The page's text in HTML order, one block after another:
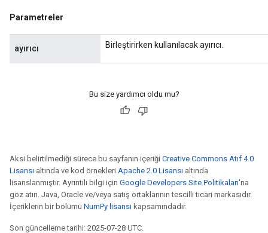
Parametreler
ayırıcı Birleştirirken kullanılacak ayırıcı.
Bu size yardımcı oldu mu?
Aksi belirtilmediği sürece bu sayfanın içeriği Creative Commons Atıf 4.0
Lisansı altında ve kod örnekleri Apache 2.0 Lisansı altında
lisanslanmıştır. Ayrıntılı bilgi için Google Developers Site Politikaları'na
göz atın. Java, Oracle ve/veya satış ortaklarının tescilli ticari markasıdır.
İçeriklerin bir bölümü NumPy lisansı kapsamındadır.
Son güncelleme tarihi: 2025-07-28 UTC.